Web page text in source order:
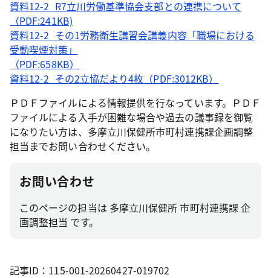
資料12-2_R7立川労働基準協会支部との連携について
（PDF:241KB)
資料12-2_その1労務衛生講習会講義内容「職場における
受動喫煙対策」
（PDF:658KB）
資料12-2_その2立協だより4枚（PDF:3012KB）
ＰＤＦファイルによる情報提供を行なっています。ＰＤＦ
ファイルによる入手が困難な場合や過去の議事録を御覧
になりたい方は、多摩立川保健所市町村連携課企画調整
担当までお問い合わせください。
お問い合わせ
このページの担当は 多摩立川保健所 市町村連携課 企
画調整担当 です。
記事ID：115-001-20260427-019702